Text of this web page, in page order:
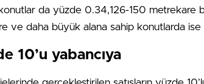
da yüzde 0.34,126-150 metrekare
ve daha büyük alana sahip konutlarda ise
10’u yabancıya